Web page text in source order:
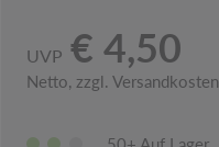
UVP € 4,50
Netto, zzgl. Versandkosten